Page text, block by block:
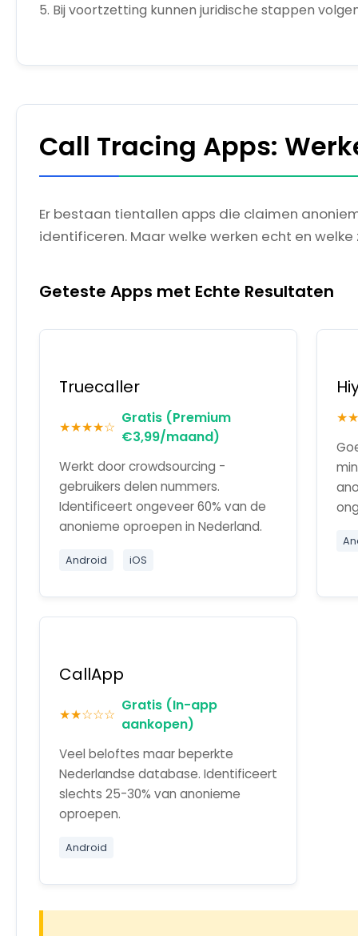
Bij voortzetting kunnen juridische stappen
Call Tracing Apps:
Er bestaan tientallen apps die claimen
identificeren. Maar welke werken echt en welke
Geteste Apps met Echte Resultaten
Truecaller
★★★★☆
Gratis (Premium
€3,99/maand)
Werkt door crowdsourcing -
gebruikers delen nummers.
Identificeert ongeveer 60% van de
anonieme oproepen in Nederland.
Android iOS
CallApp
★★☆☆☆
Gratis (In-app
aankopen)
Veel beloftes maar beperkte
Nederlandse database. Identificeert
slechts 25-30% van anonieme
oproepen.
Android